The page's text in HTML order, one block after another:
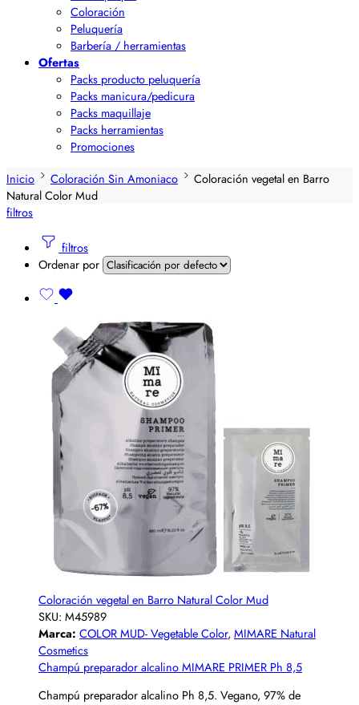
Coloración
Peluquería
Barbería / herramientas
Ofertas
Packs producto peluquería
Packs manicura/pedicura
Packs maquillaje
Packs herramientas
Promociones
Inicio
Coloración Sin Amoniaco
Coloración vegetal en Barro
Natural Color Mud
filtros
filtros
Ordenar por
Coloración vegetal en Barro Natural Color Mud
SKU: M45989
Marca: COLOR MUD- Vegetable Color, MIMARE Natural
Cosmetics
Champú preparador alcalino MIMARE PRIMER Ph 8,5
Champú preparador alcalino Ph 8,5. Vegano, 97% de